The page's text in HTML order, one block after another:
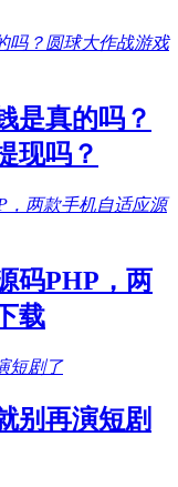
是真的吗？
现吗？
码PHP，两
载
别再演短剧